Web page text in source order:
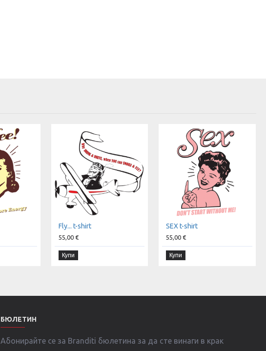
Fly... t-shirt
55,00 €
Купи
SEX t-shirt
55,00 €
Купи
БЮЛЕТИН
Абонирайте се за Branditi бюлетина за да сте винаги в крак